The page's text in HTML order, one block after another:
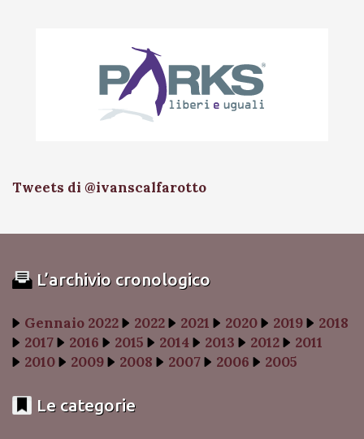
Tweets di @ivanscalfarotto
L’archivio cronologico
Gennaio 2022 2022 2021 2020 2019
2018
2017
2016 2015 2014 2013 2012
2011
2010
2009 2008 2007 2006 2005
Le categorie